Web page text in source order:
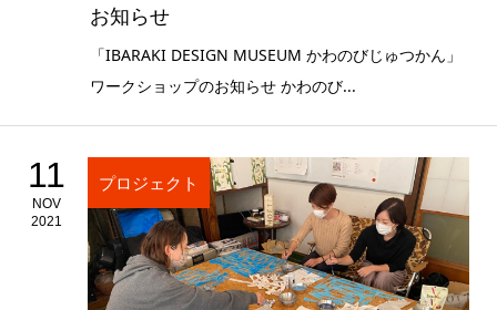
お知らせ
「IBARAKI DESIGN MUSEUM かわのびじゅつかん」
ワークショップのお知らせ かわのび...
11
NOV
2021
プロジェクト